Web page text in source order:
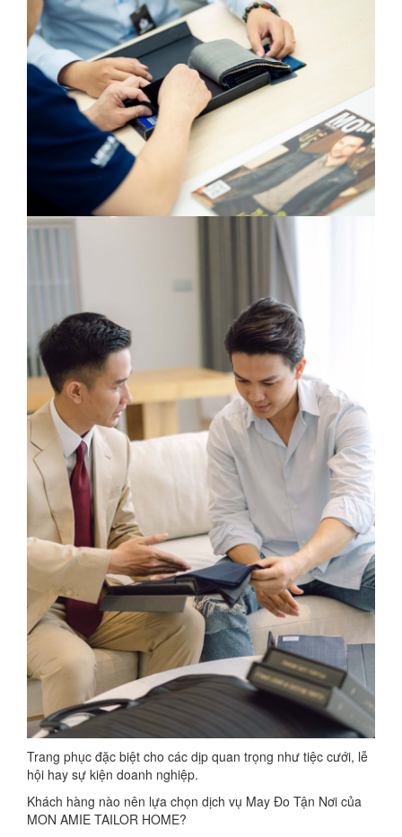
Trang phục đặc biệt cho các dịp quan trọng như tiệc cưới, lễ
hội hay sự kiện doanh nghiệp.
Khách hàng nào nên lựa chọn dịch vụ May Đo Tận Nơi của
MON AMIE TAILOR HOME?